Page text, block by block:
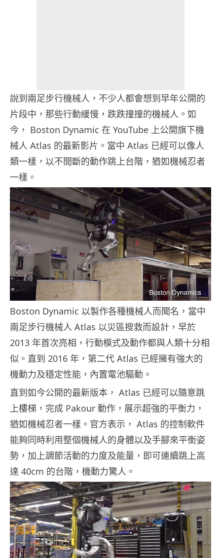
說到兩足步行機械人，不少人都會想到早年公開的
片段中，那些行動緩慢，跌跌撞撞的機械人。如
今， Boston Dynamic 在 YouTube 上公開旗下機
械人 Atlas 的最新影片。當中 Atlas 已經可以像人
類一樣，以不間斷的動作跳上台階，猶如機械忍者
一樣。
Boston Dynamic 以製作各種機械人而聞名，當中
兩足步行機械人 Atlas 以災區搜救而設計，早於
2013 年首次亮相，行動模式及動作都與人類十分相
似。直到 2016 年，第二代 Atlas 已經擁有強大的
機動力及穩定性能，內置電池驅動。
直到如今公開的最新版本， Atlas 已經可以隨意跳
上樓梯，完成 Pakour 動作，展示超強的平衡力，
猶如機械忍者一樣。官方表示， Atlas 的控制軟件
能夠同時利用整個機械人的身體以及手腳來平衡姿
勢，加上調節活動的力度及能量，即可連續跳上高
達 40cm 的台階，機動力驚人。